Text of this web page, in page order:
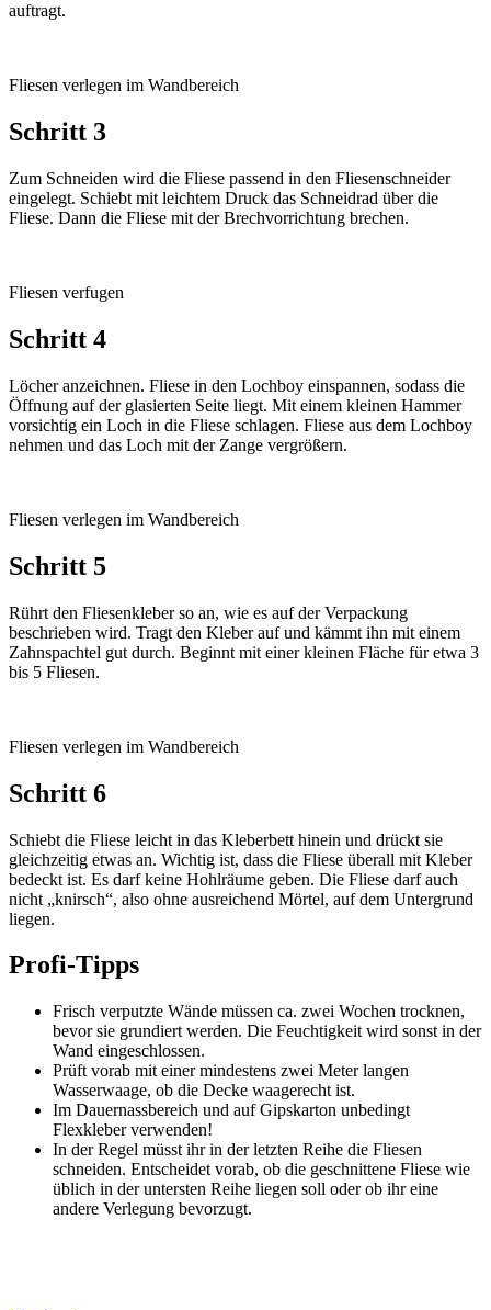
auftragt.
Fliesen verlegen im Wandbereich
Schritt 3
Zum Schneiden wird die Fliese passend in den Fliesenschneider
eingelegt. Schiebt mit leichtem Druck das Schneidrad über die
Fliese. Dann die Fliese mit der Brechvorrichtung brechen.
Fliesen verfugen
Schritt 4
Löcher anzeichnen. Fliese in den Lochboy einspannen, sodass die
Öffnung auf der glasierten Seite liegt. Mit einem kleinen Hammer
vorsichtig ein Loch in die Fliese schlagen. Fliese aus dem Lochboy
nehmen und das Loch mit der Zange vergrößern.
Fliesen verlegen im Wandbereich
Schritt 5
Rührt den Fliesenkleber so an, wie es auf der Verpackung
beschrieben wird. Tragt den Kleber auf und kämmt ihn mit einem
Zahnspachtel gut durch. Beginnt mit einer kleinen Fläche für etwa 3
bis 5 Fliesen.
Fliesen verlegen im Wandbereich
Schritt 6
Schiebt die Fliese leicht in das Kleberbett hinein und drückt sie
gleichzeitig etwas an. Wichtig ist, dass die Fliese überall mit Kleber
bedeckt ist. Es darf keine Hohlräume geben. Die Fliese darf auch
nicht „knirsch“, also ohne ausreichend Mörtel, auf dem Untergrund
liegen.
Profi-Tipps
Frisch verputzte Wände müssen ca. zwei Wochen trocknen,
bevor sie grundiert werden. Die Feuchtigkeit wird sonst in der
Wand eingeschlossen.
Prüft vorab mit einer mindestens zwei Meter langen
Wasserwaage, ob die Decke waagerecht ist.
Im Dauernassbereich und auf Gipskarton unbedingt
Flexkleber verwenden!
In der Regel müsst ihr in der letzten Reihe die Fliesen
schneiden. Entscheidet vorab, ob die geschnittene Fliese wie
üblich in der untersten Reihe liegen soll oder ob ihr eine
andere Verlegung bevorzugt.